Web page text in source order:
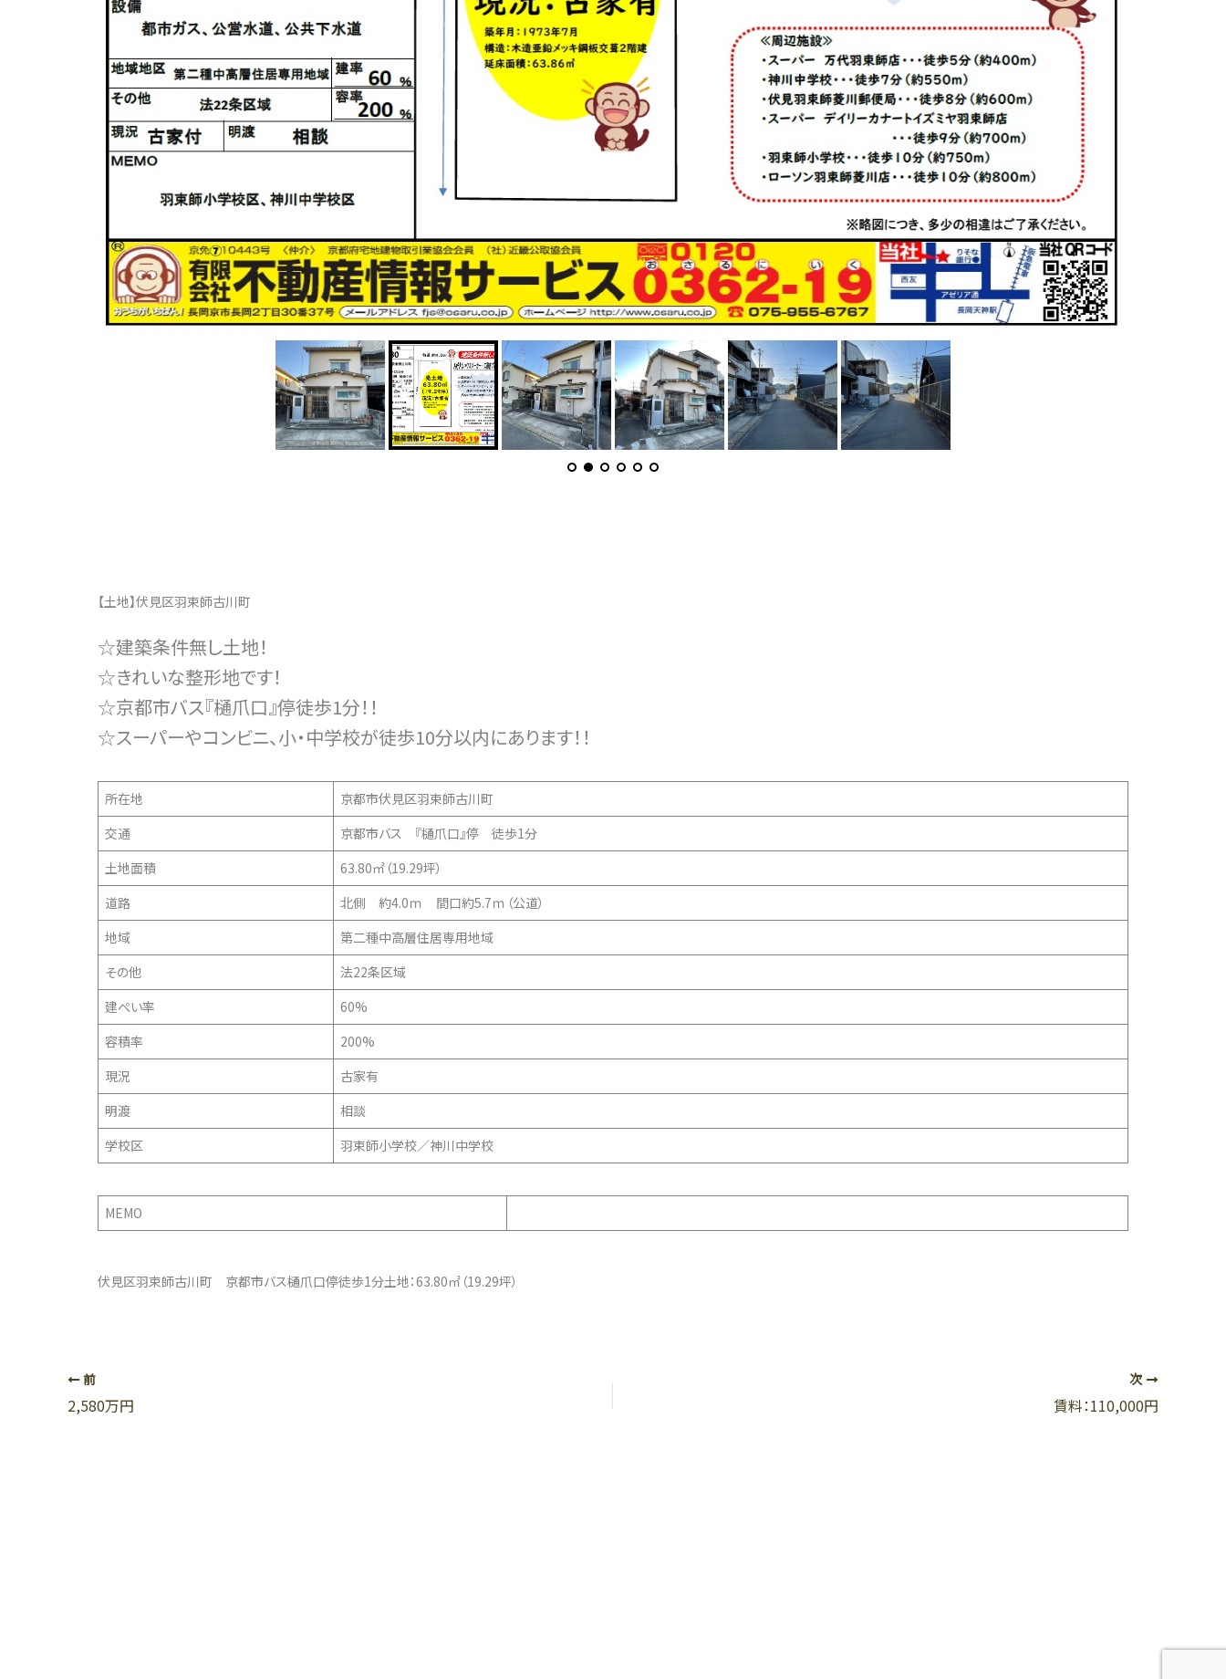
【土地】伏見区羽束師古川町
☆建築条件無し土地！
☆きれいな整形地です！
☆京都市バス『樋爪口』停徒歩1分！！
☆スーパーやコンビニ、小・中学校が徒歩10分以内にあります！！
所在地
京都市伏見区羽束師古川町
交通
京都市バス 『樋爪口』停 徒歩1分
土地面積
63.80㎡（19.29坪）
道路
北側 約4.0ｍ 間口約5.7ｍ（公道）
地域
第二種中高層住居専用地域
その他
法22条区域
建ぺい率
60%
容積率
200%
現況
古家有
明渡
相談
学校区
羽束師小学校／神川中学校
MEMO
伏見区羽束師古川町 京都市バス樋爪口停徒歩1分土地：63.80㎡（19.29坪）
前
2,580万円
次
賃料：110,000円